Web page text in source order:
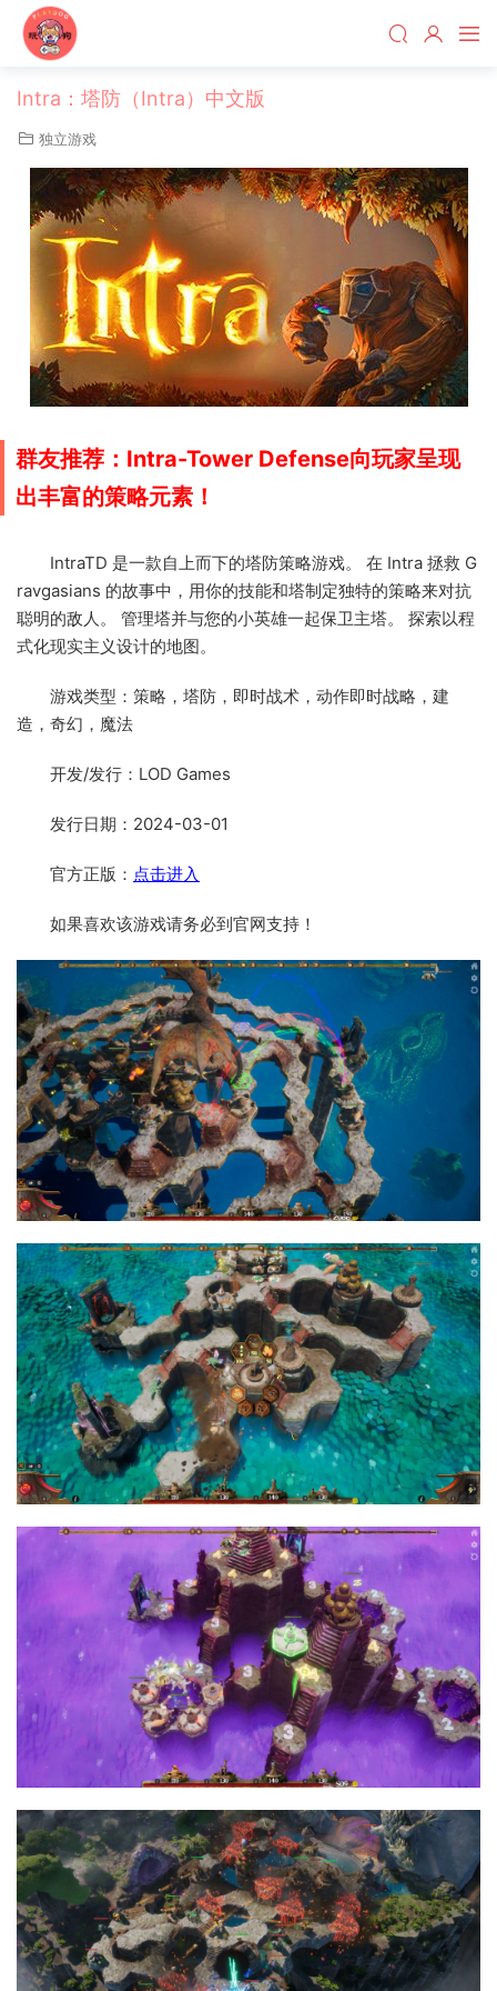
Intra：塔防（Intra）中文版
独立游戏
群友推荐： Intra-Tower Defense向玩家呈现
出丰富的策略元素！
IntraTD 是一款自上而下的塔防策略游戏。 在 Intra 拯救 G
ravgasians 的故事中，用你的技能和塔制定独特的策略来对抗
聪明的敌人。 管理塔并与您的小英雄一起保卫主塔。 探索以程
式化现实主义设计的地图。
游戏类型：策略，塔防，即时战术，动作即时战略，建
造，奇幻，魔法
开发/发行：LOD Games
发行日期：2024-03-01
官方正版： 点击进入
如果喜欢该游戏请务必到官网支持！